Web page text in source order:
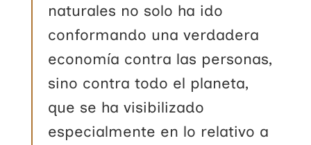
naturales no solo ha ido
conformando una verdadera
economía contra las personas,
sino contra todo el planeta,
que se ha visibilizado
especialmente en lo relativo a